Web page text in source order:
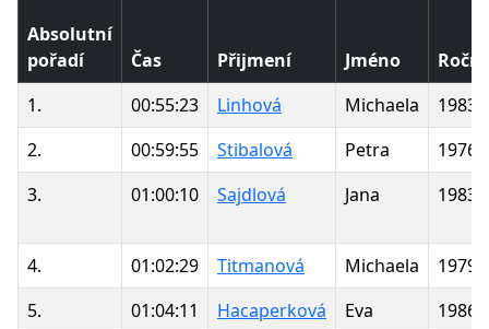
Absolutní
pořadí
Čas Přijmení Jméno
1.
00:55:23 Linhová Michaela
1983
2.
00:59:55 Stibalová Petra
1976
3.
01:00:10 Sajdlová Jana 1983
4. 01:02:29 Titmanová Michaela
1979
5.
01:04:11 Hacaperková Eva
1986